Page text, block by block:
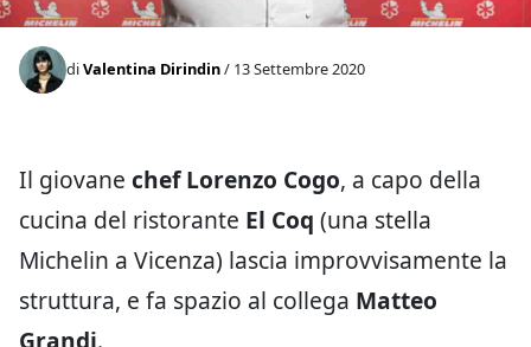
diValentina Dirindin/ 13 Settembre 2020
Il giovane chef Lorenzo Cogo, a capo della
cucina del ristorante El Coq (una stella
Michelin a Vicenza) lascia improvvisamente la
struttura, e fa spazio al collega Matteo
Grandi.